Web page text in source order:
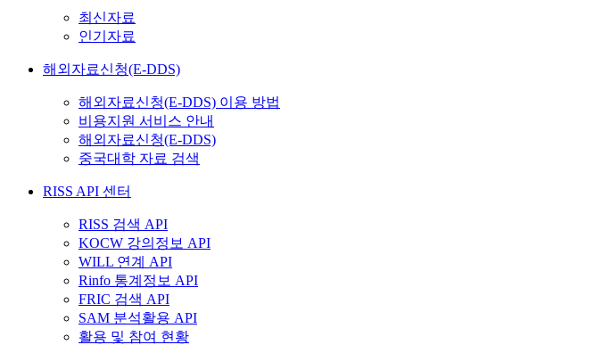
최신자료
인기자료
해외자료신청(E-DDS)
해외자료신청(E-DDS) 이용 방법
비용지원 서비스 안내
해외자료신청(E-DDS)
중국대학 자료 검색
RISS API 센터
RISS 검색 API
KOCW 강의정보 API
WILL 연계 API
Rinfo 통계정보 API
FRIC 검색 API
SAM 분석활용 API
활용 및 참여 현황